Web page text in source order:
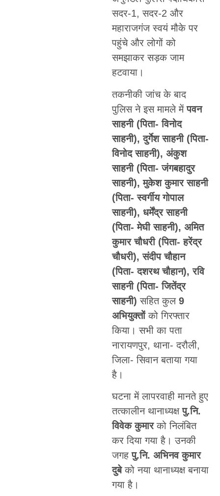
सदर-1, सदर-2 और
महाराजगंज स्वयं मौके पर
पहुंचे और लोगों को
समझाकर सड़क जाम
हटवाया।
तकनीकी जांच के बाद
पुलिस ने इस मामले मेंपवन
साहनी (पिता- विनोद
साहनी), दुर्गेश साहनी (पिता-
विनोद साहनी), अंकुश
साहनी (पिता- जंगबहादुर
साहनी), मुकेश कुमार साहनी
(पिता- स्वर्गीय गोपाल
साहनी), धर्मेंद्र साहनी
(पिता- मेघी साहनी), अमित
कुमार चौधरी (पिता- हरेंद्र
चौधरी), संदीप चौहान
(पिता- दशरथ चौहान), रवि
साहनी (पिता- जितेंद्र
साहनी) सहित कुल 9
अभियुक्तोंको गिरफ्तार
किया। सभी का पता
नारायणपुर, थाना- दरौली,
जिला- सिवान बताया गया
है।
घटना में लापरवाही मानते हुए
तत्कालीन थानाध्यक्षपु.नि.
विवेक कुमारको निलंबित
कर दिया गया है। उनकी
जगहपु.नि. अभिनव कुमार
दुबेको नया थानाध्यक्ष बनाया
गया है।